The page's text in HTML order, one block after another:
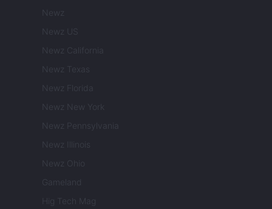
Newz
Newz US
Newz California
Newz Texas
Newz Florida
Newz New York
Newz Pennsylvania
Newz Illinois
Newz Ohio
Gameland
Hig Tech Mag